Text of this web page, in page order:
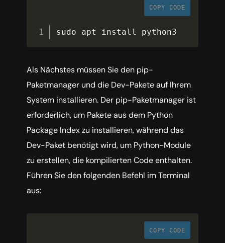
COPY CODE
sudo apt install python3
Als Nächstes müssen Sie den pip-
Paketmanager und die Dev-Pakete auf Ihrem
System installieren. Der pip-Paketmanager ist
erforderlich, um Pakete aus dem Python
Package Index zu installieren, während das
Dev-Paket benötigt wird, um Python-Module
zu erstellen, die kompilierten Code enthalten.
Führen Sie den folgenden Befehl im Terminal
aus:
COPY CODE